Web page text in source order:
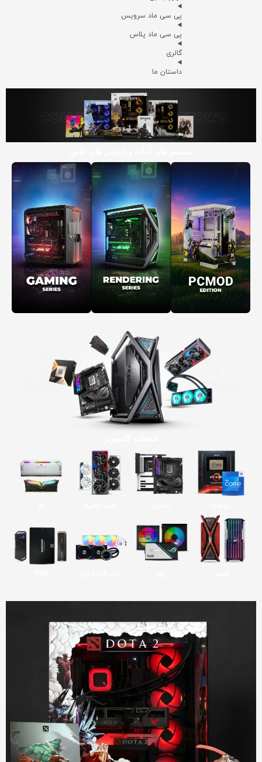
پی سی ماد سرویس
پی سی ماد پلاس
گالری
داستان ما